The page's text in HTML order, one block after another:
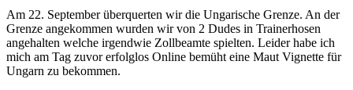
Am 22. September überquerten wir die Ungarische Grenze. An der
Grenze angekommen wurden wir von 2 Dudes in Trainerhosen
angehalten welche irgendwie Zollbeamte spielten. Leider habe ich
mich am Tag zuvor erfolglos Online bemüht eine Maut Vignette für
Ungarn zu bekommen.